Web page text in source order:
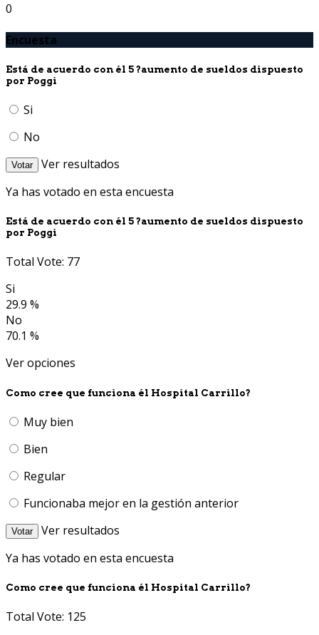
0
Encuesta
Está de acuerdo con él 5 ?aumento de sueldos dispuesto
por Poggi
Si
No
Votar
Ver resultados
Ya has votado en esta encuesta
Está de acuerdo con él 5 ?aumento de sueldos dispuesto
por Poggi
Total Vote: 77
Si
29.9 %
No
70.1 %
Ver opciones
Como cree que funciona él Hospital Carrillo?
Muy bien
Bien
Regular
Funcionaba mejor en la gestión anterior
Votar
Ver resultados
Ya has votado en esta encuesta
Como cree que funciona él Hospital Carrillo?
Total Vote: 125